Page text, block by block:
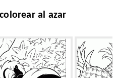
al azar